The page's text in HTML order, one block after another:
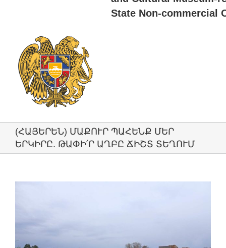
State Non-commercial
(ՀԱՅԵՐԵՆ) ՄԱՔՈՒՐ ՊԱՀԵՆՔ ՄԵՐ
ԵՐԿԻՐԸ. ԹԱՓԻ՛Ր ԱՂԲԸ ՃԻՇՏ ՏԵՂՈՒՄ